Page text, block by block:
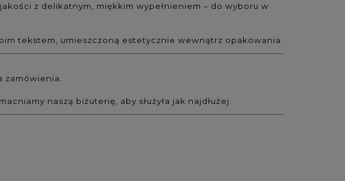
z delikatnym, miękkim wypełnieniem – do wyboru w
tekstem, umieszczoną estetycznie wewnątrz opakowania.
zamówienia.
naszą biżuterię, aby służyła jak najdłużej.